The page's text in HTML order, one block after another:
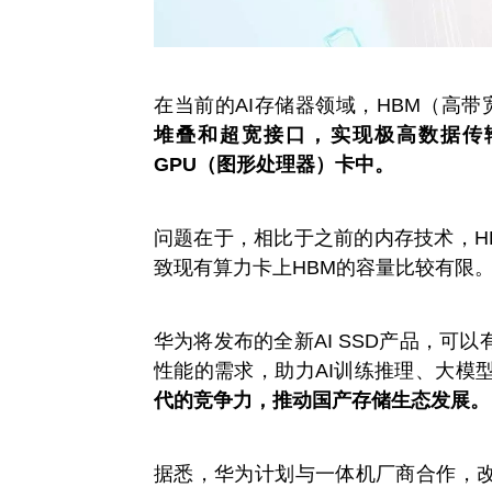
在当前的AI存储器领域，HBM（高带
堆叠和超宽接口，实现极高数据
GPU（图形处理器）卡中。
问题在于，相比于之前的内存技术，
致现有算力卡上HBM的容量比较有限
华为将发布的全新AI SSD产品，可以
性能的需求，助力AI训练推理、大模
代的竞争力，推动国产存储生态发展。
据悉，华为计划与一体机厂商合作，